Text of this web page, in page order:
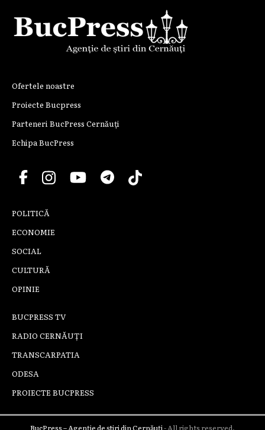
Ofertele noastre
Proiecte Bucpress
Parteneri BucPress Cernăuți
Echipa BucPress
POLITICĂ
ECONOMIE
SOCIAL
CULTURĂ
OPINIE
BUCPRESS TV
RADIO CERNĂUȚI
TRANSCARPATIA
ODESA
PROIECTE BUCPRESS
BucPress – Agenție de știri din Cernăuți- All rights reserved.